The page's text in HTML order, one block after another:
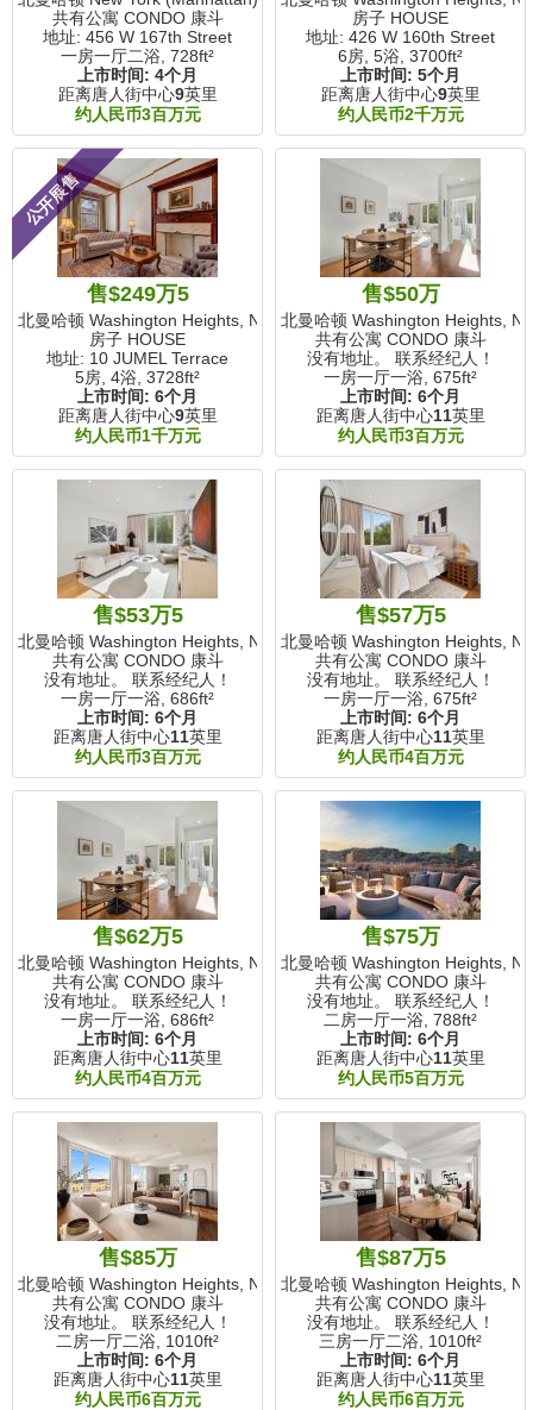
共有公寓 CONDO 康斗
地址: 456 W 167th Street
一房一厅二浴, 728ft²
上市时间: 4个月
距离唐人街中心9英里
约人民币3百万元
房子 HOUSE
地址: 426 W 160th Street
6房, 5浴, 3700ft²
上市时间: 5个月
距离唐人街中心9英里
约人民币2千万元
公开展售
售$249万5
北曼哈顿 Washington Heights, NY
房子 HOUSE
地址: 10 JUMEL Terrace
5房, 4浴, 3728ft²
上市时间: 6个月
距离唐人街中心9英里
约人民币1千万元
售$50万
北曼哈顿 Washington Heights, NY
共有公寓 CONDO 康斗
没有地址。 联系经纪人！
一房一厅一浴, 675ft²
上市时间: 6个月
距离唐人街中心11英里
约人民币3百万元
售$53万5
北曼哈顿 Washington Heights, NY
共有公寓 CONDO 康斗
没有地址。 联系经纪人！
一房一厅一浴, 686ft²
上市时间: 6个月
距离唐人街中心11英里
约人民币3百万元
售$57万5
北曼哈顿 Washington Heights, NY
共有公寓 CONDO 康斗
没有地址。 联系经纪人！
一房一厅一浴, 675ft²
上市时间: 6个月
距离唐人街中心11英里
约人民币4百万元
售$62万5
北曼哈顿 Washington Heights, NY
共有公寓 CONDO 康斗
没有地址。 联系经纪人！
一房一厅一浴, 686ft²
上市时间: 6个月
距离唐人街中心11英里
约人民币4百万元
售$75万
北曼哈顿 Washington Heights, NY
共有公寓 CONDO 康斗
没有地址。 联系经纪人！
二房一厅一浴, 788ft²
上市时间: 6个月
距离唐人街中心11英里
约人民币5百万元
售$85万
北曼哈顿 Washington Heights, NY
共有公寓 CONDO 康斗
没有地址。 联系经纪人！
二房一厅二浴, 1010ft²
上市时间: 6个月
距离唐人街中心11英里
约人民币6百万元
售$87万5
北曼哈顿 Washington Heights, NY
共有公寓 CONDO 康斗
没有地址。 联系经纪人！
三房一厅二浴, 1010ft²
上市时间: 6个月
距离唐人街中心11英里
约人民币6百万元